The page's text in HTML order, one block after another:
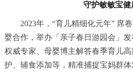
守护敏敏宝健
2023年，“育儿精细化元年” 席
婴合作，举办「亲子春日游园会」
权威专家、母婴博主解答春季育儿
护、辅食添加等，精准捕捉宝妈群